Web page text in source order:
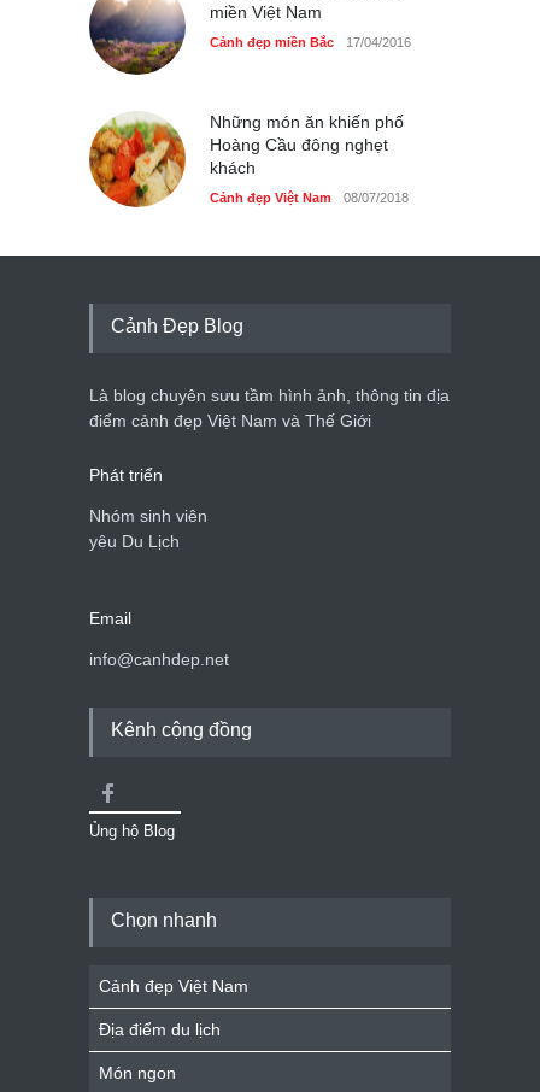
miền Việt Nam
Cảnh đẹp miền Bắc 17/04/2016
Những món ăn khiến phố
Hoàng Cầu đông nghẹt
khách
Cảnh đẹp Việt Nam 08/07/2018
Cảnh Đẹp Blog
Là blog chuyên sưu tầm hình ảnh, thông tin địa
điểm cảnh đẹp Việt Nam và Thế Giới
Phát triển
Nhóm sinh viên
yêu Du Lịch
Email
info@canhdep.net
Kênh cộng đồng
Ủng hộ Blog
Chọn nhanh
Cảnh đẹp Việt Nam
Địa điểm du lịch
Món ngon